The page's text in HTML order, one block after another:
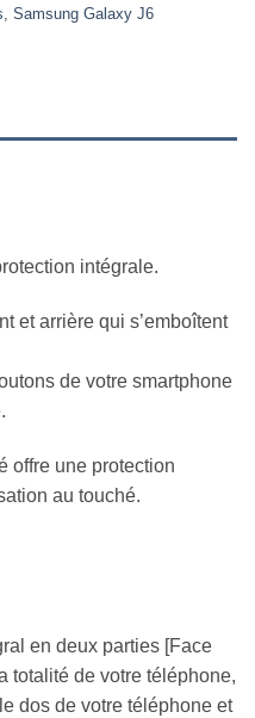
Samsung Galaxy J6
intégrale.
et arrière qui s’emboîtent
de votre smartphone
offre une protection
au touché.
en deux parties [Face
totalité de votre téléphone,
dos de votre téléphone et